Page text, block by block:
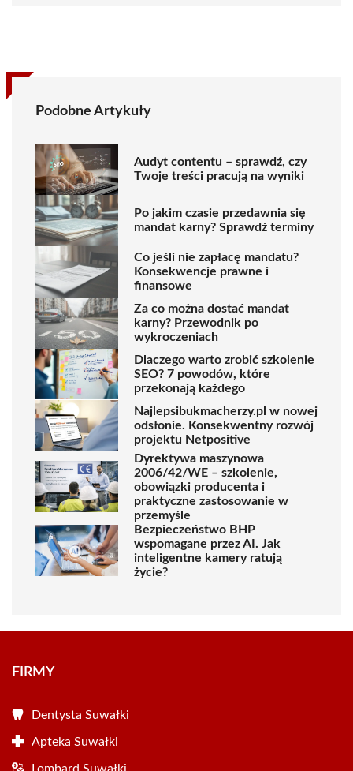
Podobne Artykuły
Audyt contentu – sprawdź, czy
Twoje treści pracują na wyniki
Po jakim czasie przedawnia się
mandat karny? Sprawdź terminy
Co jeśli nie zapłacę mandatu?
Konsekwencje prawne i
finansowe
Za co można dostać mandat
karny? Przewodnik po
wykroczeniach
Dlaczego warto zrobić szkolenie
SEO? 7 powodów, które
przekonają każdego
Najlepsibukmacherzy.pl w nowej
odsłonie. Konsekwentny rozwój
projektu Netpositive
Dyrektywa maszynowa
2006/42/WE – szkolenie,
obowiązki producenta i
praktyczne zastosowanie w
przemyśle
Bezpieczeństwo BHP
wspomagane przez AI. Jak
inteligentne kamery ratują
życie?
FIRMY
Dentysta Suwałki
Apteka Suwałki